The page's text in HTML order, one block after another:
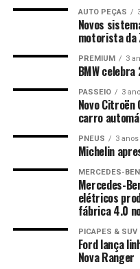
AUTO PEÇAS
Novos
motorista da
PREMIUM 3
BMW
PASSEIO 3
Novo Citroën
carro
PNEUS 3
Michelin
MERCEDES-
Mercedes-
elétricos
fábrica 4.0
PICAPES & SUV
Ford lança
Nova Ranger